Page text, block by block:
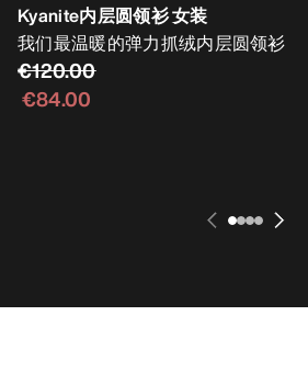
Kyanite内层圆领衫 女装
我们最温暖的弹力抓绒内层圆领衫
€120.00
€84.00